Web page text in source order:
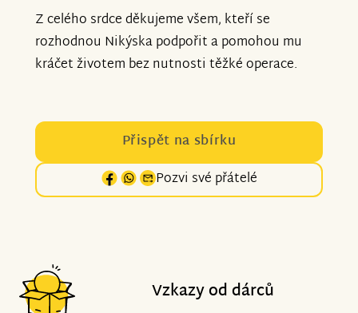
Z celého srdce děkujeme všem, kteří se
rozhodnou Nikýska podpořit a pomohou mu
kráčet životem bez nutnosti těžké operace.
Přispět na sbírku
Pozvi své přátelé
Vzkazy od dárců